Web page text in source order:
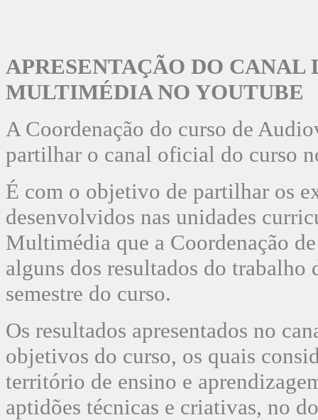
APRESENTAÇÃO DO CANAL
MULTIMÉDIA NO YOUTUBE
A Coordenação do curso de
partilhar o canal oficial do curso
É com o objetivo de partilhar os
desenvolvidos nas unidades
Multimédia que a Coordenação
alguns dos resultados do
semestre do curso.
Os resultados apresentados no
objetivos do curso, os quais
território de ensino e
aptidões técnicas e criativas, no